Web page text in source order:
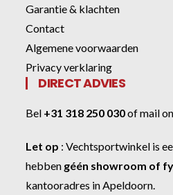
Garantie & klachten
Contact
Algemene voorwaarden
Privacy verklaring
DIRECT ADVIES
Bel +31 318 250 030ofmail
Let op :Vechtsportwinkel is
hebben géén showroom of
kantooradres in Apeldoorn.